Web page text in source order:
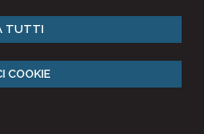
TUTTI
COOKIE